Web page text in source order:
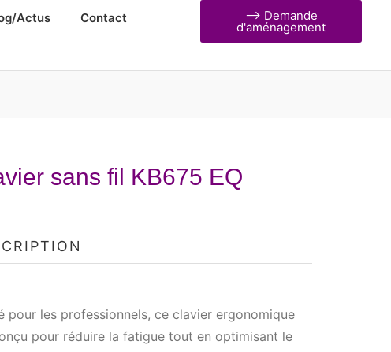
Actus Contact ⟶ Demande
d'aménagement
sans fil KB675 EQ
pour les professionnels, ce clavier ergonomique
pour réduire la fatigue tout en optimisant le